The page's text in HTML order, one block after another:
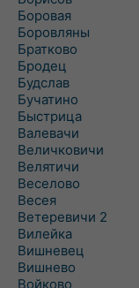
Боровая
Боровляны
Братково
Бродец
Будслав
Бучатино
Быстрица
Валевачи
Величковичи
Велятичи
Веселово
Весея
Ветеревичи 2
Вилейка
Вишневец
Вишнево
Войково